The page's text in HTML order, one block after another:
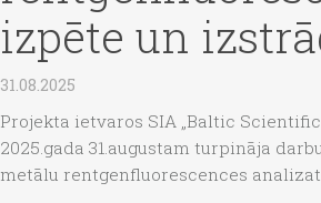
izpēte un
31.08.2025
Projekta ietvaros SIA „Baltic
2025.gada 31.augustam turpināja
metālu rentgenfluorescences